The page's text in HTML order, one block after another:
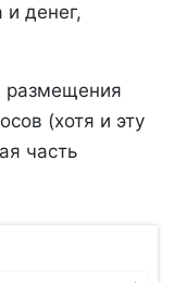
и денег,
размещения
(хотя и эту
часть